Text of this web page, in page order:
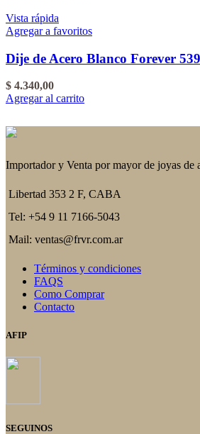
Vista rápida
Agregar a favoritos
Dije de Acero Blanco Forever
$ 4.340,00
Agregar al carrito
Importador y Venta por mayor de joyas de
Libertad 353 2 F, CABA
Tel: +54 9 11 7166-5043
Mail: ventas@frvr.com.ar
Términos y condiciones
FAQS
Como Comprar
Contacto
AFIP
SEGUINOS